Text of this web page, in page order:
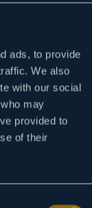
ads, to provide
We also
with our social
may
provided to
of their